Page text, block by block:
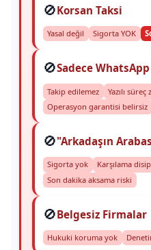
🚫Korsan Taksi
Yasal değil Sigorta YOK
🚫Sadece
Takip edilemez
Yazılı süreç
Operasyon garantisi belirsiz
🚫"Arkadaşın
Sigorta yok
Karşılama
Son dakika aksama riski
🚫Belgesiz Firmalar
Hukuki koruma yok